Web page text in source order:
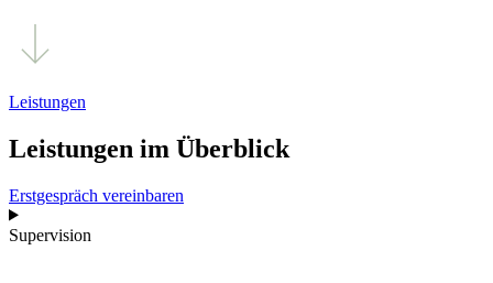
Leistungen
Leistungen im Überblick
Erstgespräch vereinbaren
Supervision